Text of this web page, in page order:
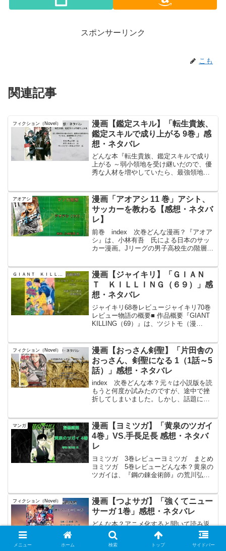
スポンサーリンク
こも
関連記事
フィクション（Novel）
漫画【鑑定スキル】「転生貴族、
鑑定スキルで成り上がる 9巻」感
想・ネタバレ
どんな本『転生貴族、鑑定スキルで成り
上がる ～弱小領地を受け継いだので、優
秀な人材を増やしていたら、最強領地に
ｍｍｙ 氏がキャラクター原案を担当し
ている​。話は、アル...
アオアシ
漫画「アオアシ 11 巻」アシト、
サッカーを教わる【感想・ネタバ
レ】
前巻 index 次巻どんな漫画？『アオア
シ』は、小林有吾 氏による日本のサッ
カー漫画。Jリーグの男子高校生の階層
ペリオンユースに入り、プロサッカー選
手を目指してる。...
ＧＩＡＮＴ ＫＩＬＬＩＮＧ
漫画【ジャイキリ】「ＧＩＡＮ
Ｔ ＫＩＬＬＩＮＧ（６９）」感
想・ネタバレ
ジャイキリ68巻レビュージャイキリ70巻
レビュー物語の概要■ 作品概要『GIANT
KILLING（69）』は、ツジトモ（漫
したスポーツ漫画である。本作は、低迷
を続け...
フィクション（Novel）
漫画【おっさん剣聖】「片田舎の
おっさん、剣聖になる 1（1話～5
話）」感想・ネタバレ
index 次巻どんな本？元々は小説版を読
もうと何度か試みたのですが、途中で挫
折してしまいました。しかし、話題に上
んな時、マンガ版が発売されることを知
り、再チャレンジす...
マンガ
漫画【ヨミツガ】「黄泉のツガイ
4巻」VS.手長足長 感想・ネタバ
レ
ヨミツガ 3巻レビューヨミツガ まとめ
ヨミツガ 5巻レビューどんな本？黄泉の
ツガイは、『鋼の錬金術師』の荒川弘氏
俗から隔絶された山奥で生まれた、夜と
昼を別つ男女の双子...
フィクション（Novel）
漫画【つよサガ】「強くてニュー
サーガ 1巻」感想・ネタバレ
どんな本？アニメ化すると聞いて読み返
してみる。ジャンルはファンタジーの時
代遡行物。「大侵攻」と呼ばれる魔族の
総攻撃により人類が滅亡寸前まで追い込
メニュー ホーム 検索 トップ サイドバー